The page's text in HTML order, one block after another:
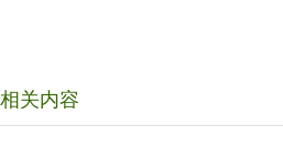
相关内容